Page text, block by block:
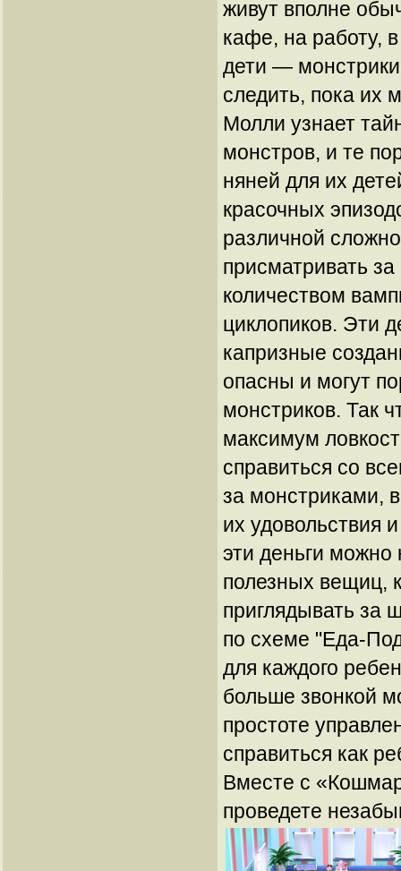
живут вполне
кафе, на работу,
дети —
следить, пока их
Молли узнает
монстров, и те
няней для их
красочных
различной
присматривать
количеством
циклопиков. Эти
капризные
опасны и могут
монстриков. Так
максимум
справиться со
за монстриками,
их удовольствия
эти деньги можно
полезных вещиц,
приглядывать за
по схеме "Еда-
для каждого
больше звонкой
простоте
справиться как
Вместе с
проведете